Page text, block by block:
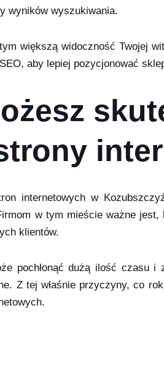
wyników wyszukiwania.
większą widoczność Twojej
aby lepiej pozycjonować
internetowych w
w tym mieście ważne
klientów.
pochłonąć dużą ilość czasu
Z tej właśnie przyczyny, co